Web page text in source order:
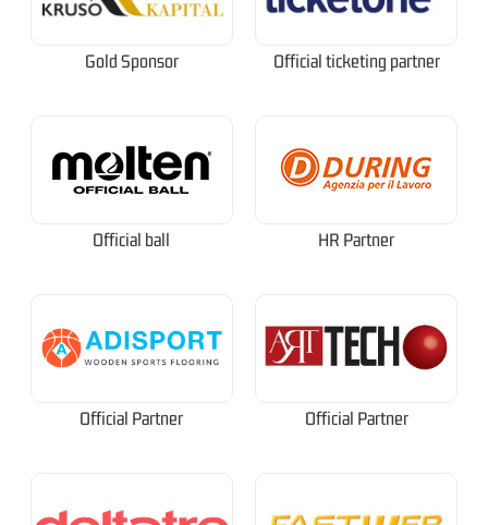
Gold Sponsor Official ticketing partner
Official ball HR Partner
Official Partner Official Partner